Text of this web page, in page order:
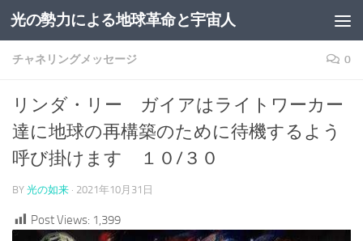
コンテンツへスキップ
光の勢力による地球革命と宇宙人
チャネリングメッセージ 0
リンダ・リー ガイアはライトワーカー
達に地球の再構築のために待機するよう
呼び掛けます １０/３０
BY 光の如来 · 2021年10月31日
Post Views: 1,399